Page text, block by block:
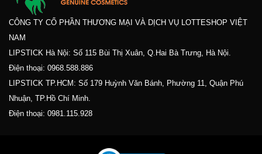
CÔNG TY CỔ PHẦN THƯƠNG MẠI VÀ DỊCH VỤ LOTTESHOP VIỆT
NAM
LIPSTICK Hà Nội: Số 115 Bùi Thị Xuân, Q.Hai Bà Trưng, Hà Nội.
Điện thoại: 0968.588.886
LIPSTICK TP.HCM: Số 179 Huỳnh Văn Bánh, Phường 11, Quận Phú
Nhuận, TP.Hồ Chí Minh.
Điện thoại: 0981.115.928